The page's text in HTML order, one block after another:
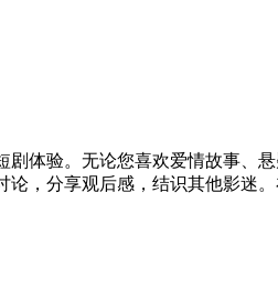
剧体验。无论您喜欢爱情故事、
，分享观后感，结识其他影迷